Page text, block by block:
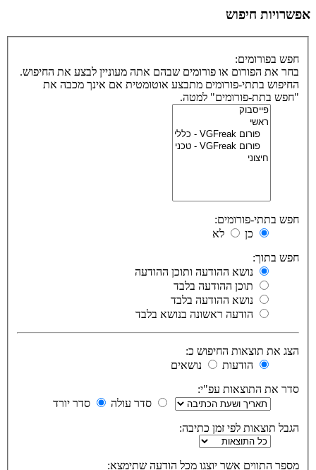
אפשרויות חיפוש
חפש בפורומים:
בחר את הפורום או פורומים שבהם אתה מעוניין לבצע את החיפוש.
החיפוש בתתי-פורומים מתבצע אוטומטית אם אינך מכבה את
"חפש בתת-פורומים" למטה.
חפש בתתי-פורומים:
כן
לא
חפש בתוך:
נושא ההודעה ותוכן ההודעה
תוכן ההודעה בלבד
נושא ההודעה בלבד
הודעה ראשונה בנושא בלבד
הצג את תוצאות החיפוש כ:
הודעות
נושאים
סדר את התוצאות עפ"י:
סדר עולה
סדר יורד
הגבל תוצאות לפי זמן כתיבה:
מספר התווים אשר יוצגו מכל הודעה שתימצא: